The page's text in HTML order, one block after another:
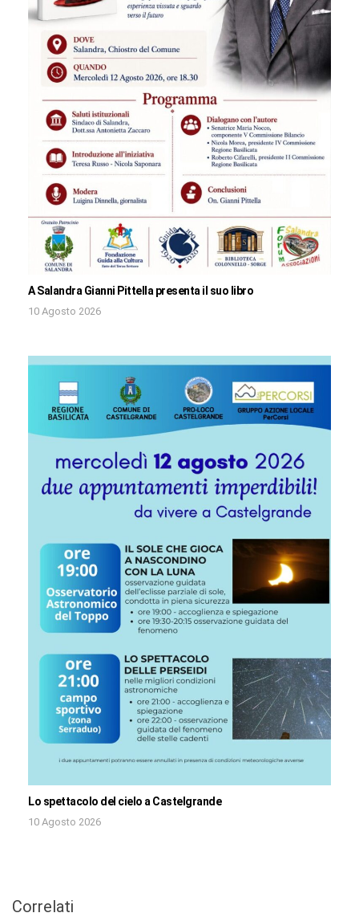
A Salandra Gianni Pittella presenta il suo libro
10 Agosto 2026
Lo spettacolo del cielo a Castelgrande
10 Agosto 2026
Correlati